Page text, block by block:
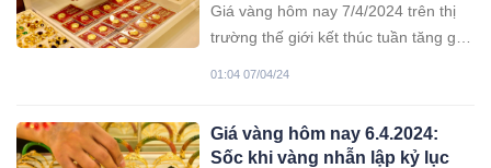
Giá vàng hôm nay 7/4/2024 trên thị
trường thế giới kết thúc tuần tăng giá,
01:04 07/04/24
Giá vàng hôm nay 6.4.2024:
Sốc khi vàng nhẫn lập kỷ lục